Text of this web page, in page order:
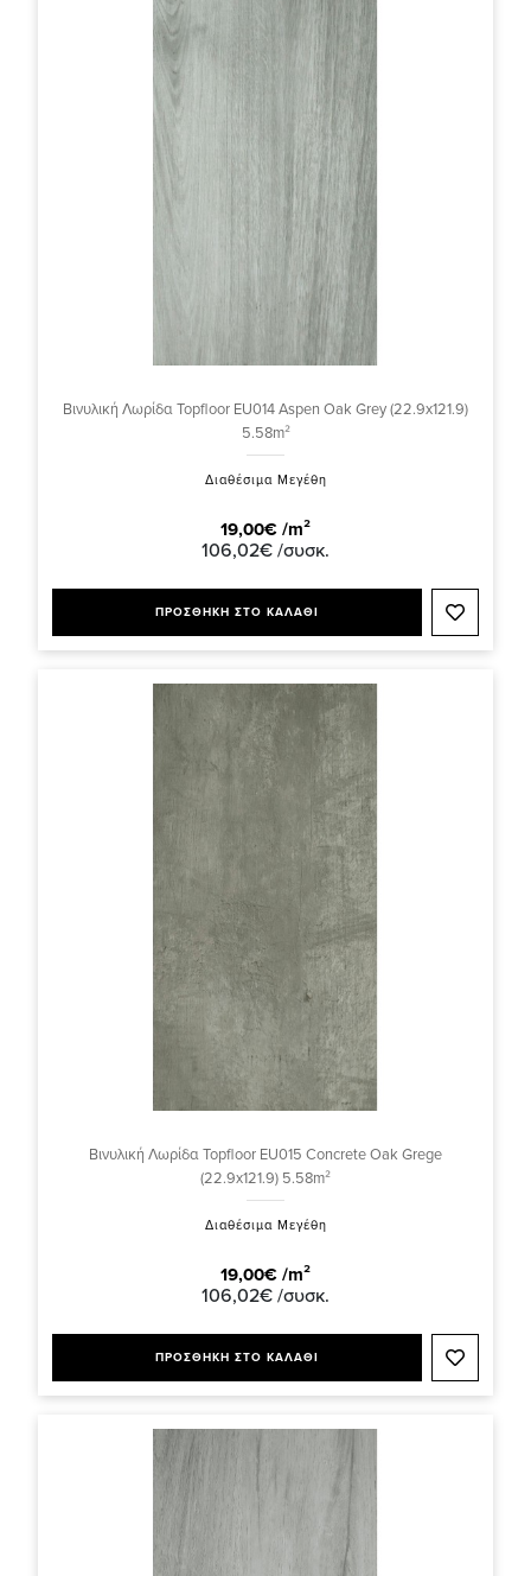
Βινυλική Λωρίδα Topfloor EU014 Aspen Oak Grey (22.9x121.9)
5.58m²
Διαθέσιμα Μεγέθη
19,00€ /m²
106,02€ /συσκ.
ΠΡΟΣΘΗΚΗ ΣΤΟ ΚΑΛΑΘΙ
Βινυλική Λωρίδα Topfloor EU015 Concrete Oak Grege
(22.9x121.9) 5.58m²
Διαθέσιμα Μεγέθη
19,00€ /m²
106,02€ /συσκ.
ΠΡΟΣΘΗΚΗ ΣΤΟ ΚΑΛΑΘΙ